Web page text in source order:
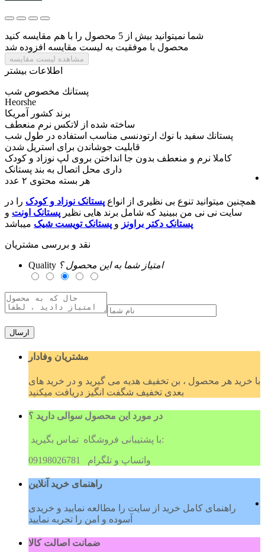
شما نمیتوانید بیش از 5 محصول را با هم مقایسه کنید
محصول با موفقیت به لیست مقایسه افزوده شد
مشاهده لیست مقایسه
اطلاعات بیشتر
پستانك مخصوص شب
Heorshe
برند کشور آمریکا
ساخته شده از لاتكس نرم منعطف
پستانك سفيد با نوك ارتودنسی مناسب استفاده در طول شب
قابلیت جوشاندن برای استریل شدن
کاملا نرم و منعطف بدون جا انداختن بروی لپ نوزاد و کودک
داری محل اتصال به بند پستانک
هر بسته محتوی ۲ عدد
همچنین میتوانید تنوع بی نظیری از انواع پستانک نوزاد و کودک را در
سایت نی نی من ببینید که شامل برند هایی نظیر پستانک اونت و
پستانک دکتر براونز و پستانک تویست شیک میباشد
نقد و بررسی مشتریان
Quality امتیاز شما به این محصول ؟
ارسال
مشتریان وفادار
با خرید هر محصول ، بن تخفیف هدیه می گیرید و در خرید های
بعدی تخفیف شگفت انگیز دریافت میکنید
در مورد این محصول سوالی دارید ؟
با پشتیبانی فروشگاه تماس بگیرید:
09198026781 واتساپ و تلگرام
راهنمای خرید آنلاین
راهنمای کامل خرید از سایت را مطالعه نمایید و خریدی
آسوده و امن را تجربه نمایید
ضمانت اصالت کالا